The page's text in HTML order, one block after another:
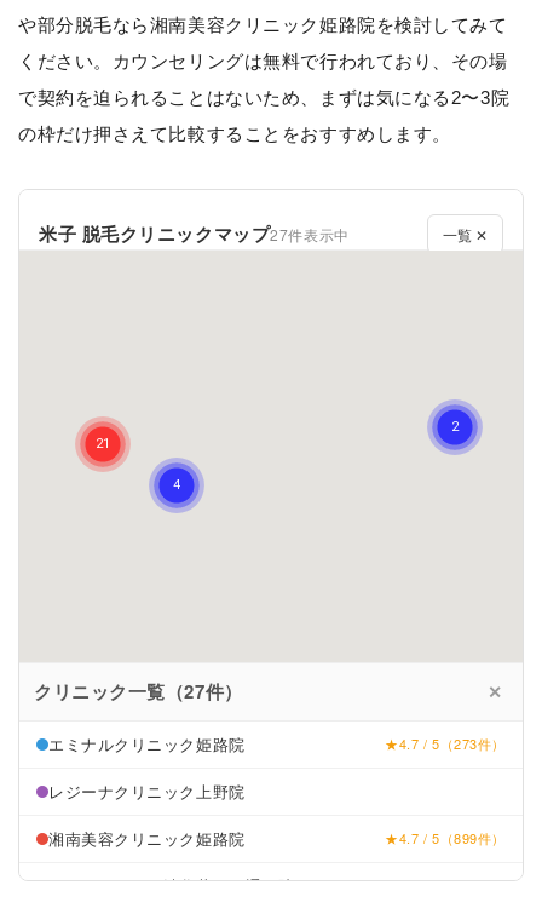
や部分脱毛なら湘南美容クリニック姫路院を検討してみて
ください。カウンセリングは無料で行われており、その場
で契約を迫られることはないため、まずは気になる2〜3院
の枠だけ押さえて比較することをおすすめします。
米子 脱毛クリニックマップ27件表示中 一覧 ✕
クリニック一覧（27件） ✕
エミナルクリニック姫路院 ★4.7 / 5（273件）
レジーナクリニック上野院
湘南美容クリニック姫路院 ★4.7 / 5（899件）
リゼクリニック渋谷井の頭通り院